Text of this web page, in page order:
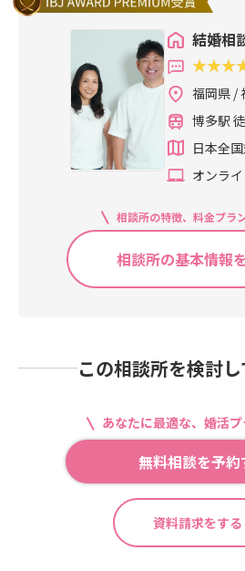
結婚相
福岡県 /
博多駅
日本全
オンラ
相談所の特徴、料金プラ
相談所の基本情報
この相談所を検討
あなたに最適な、婚活
無料相談を予約
資料請求をする